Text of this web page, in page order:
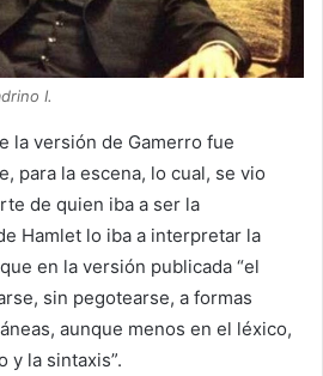
I.
la versión de Gamerro fue
para la escena, lo cual, se vio
de quien iba a ser la
Hamlet lo iba a interpretar la
en la versión publicada “el
sin pegotearse, a formas
aunque menos en el léxico,
y la sintaxis”.